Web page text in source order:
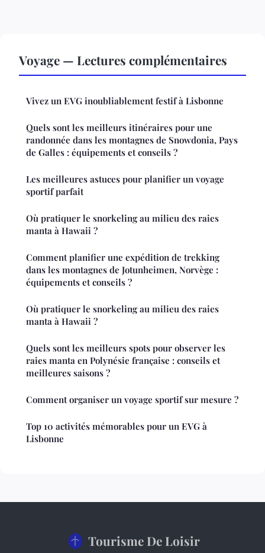
Voyage — Lectures complémentaires
Vivez un EVG inoubliablement festif à Lisbonne
Quels sont les meilleurs itinéraires pour une
randonnée dans les montagnes de Snowdonia, Pays
de Galles : équipements et conseils ?
Les meilleures astuces pour planifier un voyage
sportif parfait
Où pratiquer le snorkeling au milieu des raies
manta à Hawaii ?
Comment planifier une expédition de trekking
dans les montagnes de Jotunheimen, Norvège :
équipements et conseils ?
Où pratiquer le snorkeling au milieu des raies
manta à Hawaii ?
Quels sont les meilleurs spots pour observer les
raies manta en Polynésie française : conseils et
meilleures saisons ?
Comment organiser un voyage sportif sur mesure ?
Top 10 activités mémorables pour un EVG à
Lisbonne
Tourisme De Loisir